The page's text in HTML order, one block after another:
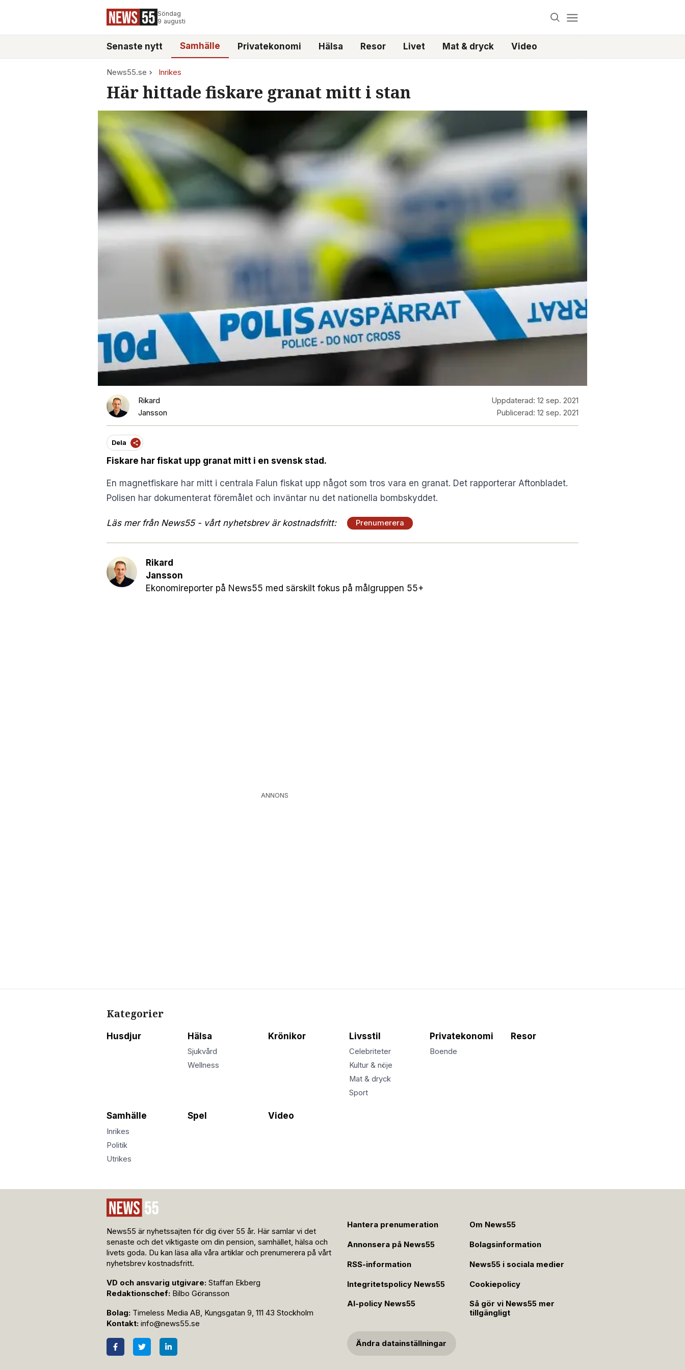
Söndag
9 augusti
Senaste nytt Samhälle Privatekonomi Hälsa Resor Livet Mat & dryck Video
News55.se Inrikes
Här hittade fiskare granat mitt i stan
Rikard
Jansson
Uppdaterad: 12 sep. 2021
Publicerad: 12 sep. 2021
Dela
Fiskare har fiskat upp granat mitt i en svensk stad.
En magnetfiskare har mitt i centrala Falun fiskat upp något som tros vara en granat. Det rapporterar Aftonbladet.
Polisen har dokumenterat föremålet och inväntar nu det nationella bombskyddet.
Läs mer från News55 - vårt nyhetsbrev är kostnadsfritt: Prenumerera
Rikard
Jansson
Ekonomireporter på News55 med särskilt fokus på målgruppen 55+
ANNONS
Kategorier
Husdjur Hälsa
Sjukvård
Wellness
Krönikor Livsstil
Celebriteter
Kultur & nöje
Mat & dryck
Sport
Privatekonomi
Boende
Resor
Samhälle
Inrikes
Politik
Utrikes
Spel Video
News55 är nyhetssajten för dig över 55 år. Här samlar vi det
senaste och det viktigaste om din pension, samhället, hälsa och
livets goda. Du kan läsa alla våra artiklar och prenumerera på vårt
nyhetsbrev kostnadsfritt.
VD och ansvarig utgivare: Staffan Ekberg
Redaktionschef: Bilbo Göransson
Bolag: Timeless Media AB, Kungsgatan 9, 111 43 Stockholm
Kontakt: info@news55.se
Hantera prenumeration Om News55
Annonsera på News55 Bolagsinformation
RSS-information News55 i sociala medier
Integritetspolicy News55 Cookiepolicy
AI-policy News55
Så gör vi News55 mer
tillgängligt
Ändra datainställningar